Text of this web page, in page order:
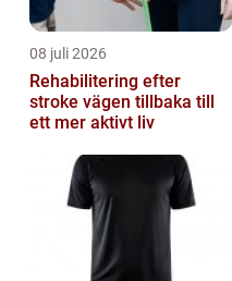
08 juli 2026
Rehabilitering efter
stroke vägen tillbaka till
ett mer aktivt liv